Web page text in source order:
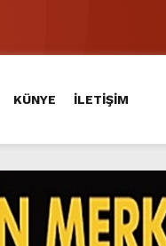
KÜNYE İLETİŞİM